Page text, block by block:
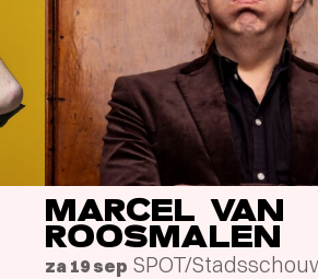
MARCEL VAN
ROOSMALEN
za 19 sep SPOT/